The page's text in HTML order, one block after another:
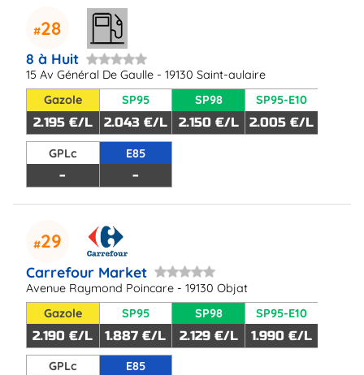
28
8 à Huit
15 Av Général De Gaulle - 19130 Saint-aulaire
Gazole
2.195 €/L
SP95
2.043 €/L
SP98
2.150 €/L
SP95-E10
2.005 €/L
GPLc
-
E85
-
29
Carrefour Market
Avenue Raymond Poincare - 19130 Objat
Gazole
2.190 €/L
SP95
1.887 €/L
SP98
2.129 €/L
SP95-E10
1.990 €/L
GPLc E85